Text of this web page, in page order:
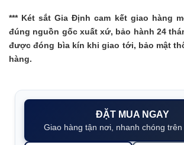
*** Két sắt Gia Định cam kết giao hàng
đúng nguồn gốc xuất xứ, bảo hành 24
được đóng bìa kín khi giao tới, bảo mật
hàng.
ĐẶT MUA NGAY
Giao hàng tận nơi, nhanh chóng